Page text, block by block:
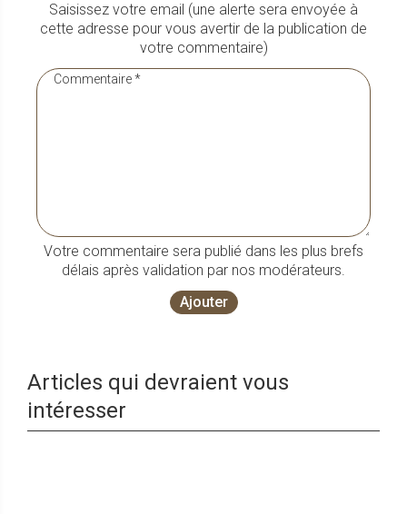
Saisissez votre email (une alerte sera envoyée à
cette adresse pour vous avertir de la publication de
votre commentaire)
Votre commentaire sera publié dans les plus brefs
délais après validation par nos modérateurs.
Ajouter
Articles qui devraient vous
intéresser